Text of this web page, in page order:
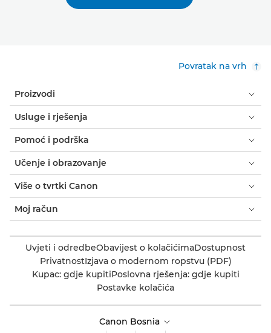
Povratak na vrh
Proizvodi
Usluge i rješenja
Pomoć i podrška
Učenje i obrazovanje
Više o tvrtki Canon
Moj račun
Uvjeti i odredbeObavijest o kolačićimaDostupnost
PrivatnostIzjava o modernom ropstvu (PDF)
Kupac: gdje kupitiPoslovna rješenja: gdje kupiti
Postavke kolačića
Canon Bosnia